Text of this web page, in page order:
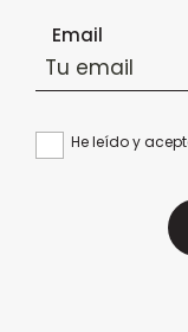
Email
He leído y